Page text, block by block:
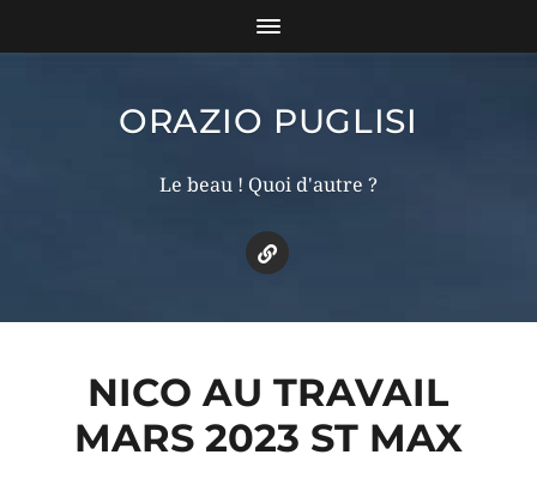
ORAZIO PUGLISI
Le beau ! Quoi d'autre ?
NICO AU TRAVAIL
MARS 2023 ST MAX